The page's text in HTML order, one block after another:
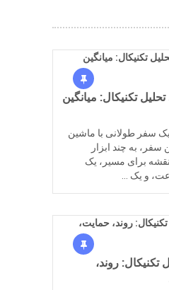
تکنیکال: میانگین
سفر طولانی با ماشین
سفر، به چند ابزار
نقشه برای مسیر، یک
و یک …
تکنیکال: روند،